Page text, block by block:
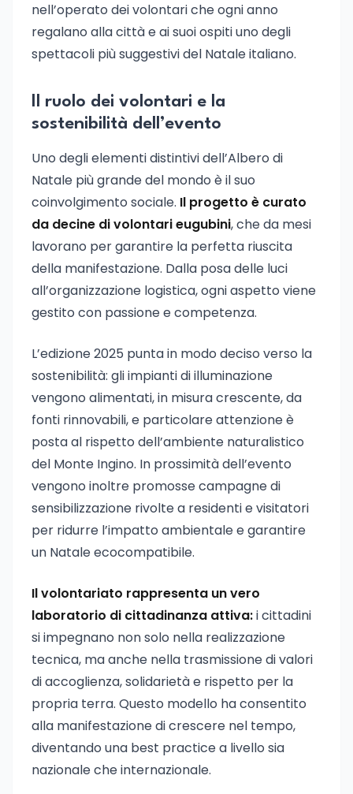
nell’operato dei volontari che ogni anno
regalano alla città e ai suoi ospiti uno degli
spettacoli più suggestivi del Natale italiano.
Il ruolo dei volontari e la
sostenibilità dell’evento
Uno degli elementi distintivi dell’Albero di
Natale più grande del mondo è il suo
coinvolgimento sociale. Il progetto è curato
da decine di volontari eugubini, che da mesi
lavorano per garantire la perfetta riuscita
della manifestazione. Dalla posa delle luci
all’organizzazione logistica, ogni aspetto viene
gestito con passione e competenza.
L’edizione 2025 punta in modo deciso verso la
sostenibilità: gli impianti di illuminazione
vengono alimentati, in misura crescente, da
fonti rinnovabili, e particolare attenzione è
posta al rispetto dell’ambiente naturalistico
del Monte Ingino. In prossimità dell’evento
vengono inoltre promosse campagne di
sensibilizzazione rivolte a residenti e visitatori
per ridurre l’impatto ambientale e garantire
un Natale ecocompatibile.
Il volontariato rappresenta un vero
laboratorio di cittadinanza attiva:i cittadini
si impegnano non solo nella realizzazione
tecnica, ma anche nella trasmissione di valori
di accoglienza, solidarietà e rispetto per la
propria terra. Questo modello ha consentito
alla manifestazione di crescere nel tempo,
diventando una best practice a livello sia
nazionale che internazionale.